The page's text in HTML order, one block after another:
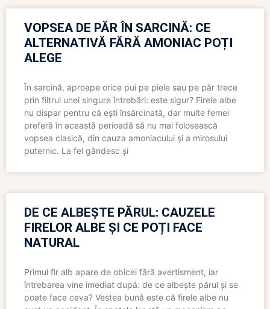
VOPSEA DE PĂR ÎN SARCINĂ: CE
ALTERNATIVĂ FĂRĂ AMONIAC POȚI
ALEGE
În sarcină, aproape orice pui pe piele sau pe păr trece
prin filtrul unei singure întrebări: este sigur? Firele albe
nu dispar pentru că ești însărcinată, dar multe femei
preferă în această perioadă să nu mai folosească
vopsea clasică, din cauza amoniacului și a mirosului
puternic. La fel gândesc și
DE CE ALBEȘTE PĂRUL: CAUZELE
FIRELOR ALBE ȘI CE POȚI FACE
NATURAL
Primul fir alb apare de obicei fără avertisment, iar
întrebarea vine imediat după: de ce albește părul și se
poate face ceva? Vestea bună este că firele albe nu